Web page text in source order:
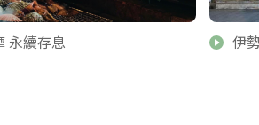
永續存息 伊